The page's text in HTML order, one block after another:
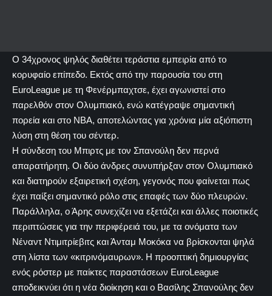
Ο 34χρονος ψηλός διαθέτει τεράστια εμπειρία από το
κορυφαίο επίπεδο. Εκτός από την παρουσία του στη
EuroLeague με τη Φενέρμπαχτσε, έχει αγωνιστεί στο
παρελθόν στον Ολυμπιακό, ενώ κατέγραψε σημαντική
πορεία και στο ΝΒΑ, αποτελώντας για χρόνια μία αξιόπιστη
λύση στη θέση του σέντερ.
Η σύνδεση του Μπιρτς με τον Σπανούλη δεν περνά
απαρατήρητη. Οι δύο άνδρες συνυπήρξαν στον Ολυμπιακό
και διατηρούν εξαιρετική σχέση, γεγονός που φαίνεται πως
έχει παίξει σημαντικό ρόλο στις επαφές των δύο πλευρών.
Παράλληλα, ο Άρης συνεχίζει να εξετάζει και άλλες ποιοτικές
περιπτώσεις για την περιφέρειά του, με τα ονόματα των
Νέναντ Ντιμιτρίεβιτς και Άνταμ Μοκόκα να βρίσκονται ψηλά
στη λίστα των «κιτρινόμαυρων». Η προοπτική δημιουργίας
ενός ρόστερ με παίκτες παραστάσεων EuroLeague
αποδεικνύει ότι η νέα διοίκηση και ο Βασίλης Σπανούλης δεν